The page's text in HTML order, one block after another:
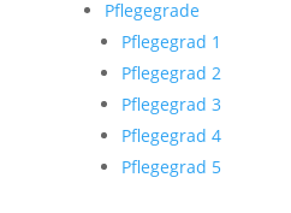
Pflegegrade
Pflegegrad 1
Pflegegrad 2
Pflegegrad 3
Pflegegrad 4
Pflegegrad 5